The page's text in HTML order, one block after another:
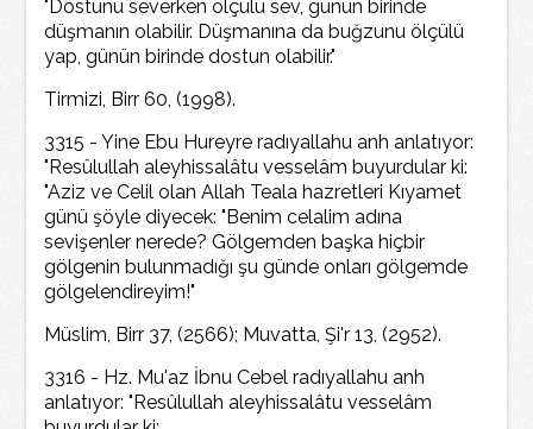
"Dostunu severken ölçülü sev, günün birinde
düşmanın olabilir. Düşmanına da buğzunu ölçülü
yap, günün birinde dostun olabilir."
Tirmizi, Birr 60, (1998).
3315 - Yine Ebu Hureyre radıyallahu anh anlatıyor:
"Resûlullah aleyhissalâtu vesselâm buyurdular ki:
"Aziz ve Celil olan Allah Teala hazretleri Kıyamet
günü şöyle diyecek: "Benim celalim adına
sevişenler nerede? Gölgemden başka hiçbir
gölgenin bulunmadığı şu günde onları gölgemde
gölgelendireyim!"
Müslim, Birr 37, (2566); Muvatta, Şi'r 13, (2952).
3316 - Hz. Mu'az İbnu Cebel radıyallahu anh
anlatıyor: "Resûlullah aleyhissalâtu vesselâm